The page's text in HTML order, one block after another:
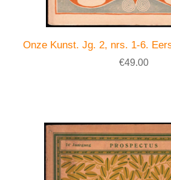
Onze Kunst. Jg. 2, nrs. 1-6.
€49.00